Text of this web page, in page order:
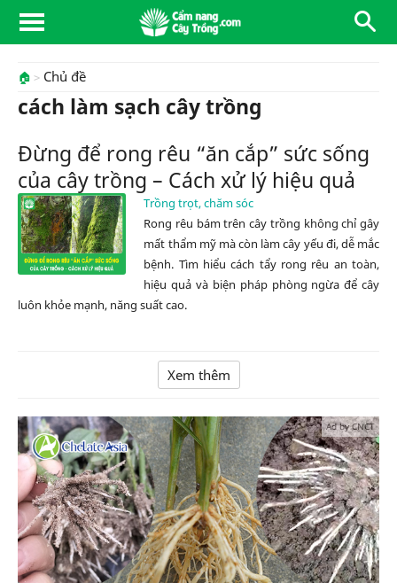
🏠 Chủ đề
cách làm sạch cây trồng
Đừng để rong rêu “ăn cắp” sức sống
của cây trồng – Cách xử lý hiệu quả
Trồng trọt, chăm sóc
Rong rêu bám trên cây trồng không chỉ gây
mất thẩm mỹ mà còn làm cây yếu đi, dễ mắc
bệnh. Tìm hiểu cách tẩy rong rêu an toàn,
hiệu quả và biện pháp phòng ngừa để cây
luôn khỏe mạnh, năng suất cao.
Xem thêm
Ad by CNCT